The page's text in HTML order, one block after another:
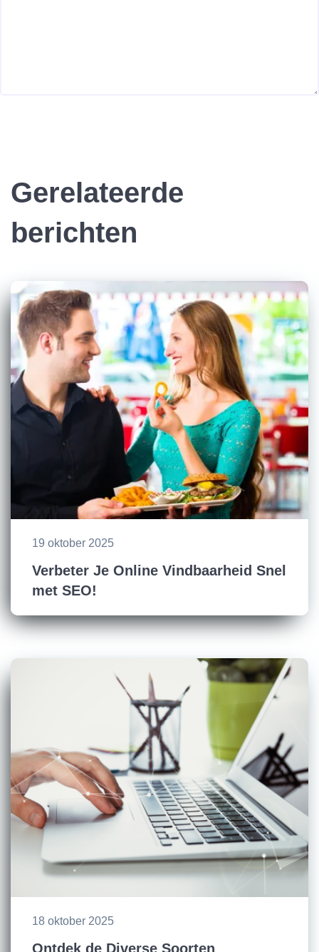
Gerelateerde
berichten
19 oktober 2025
Verbeter Je Online Vindbaarheid Snel
met SEO!
18 oktober 2025
Ontdek de Diverse Soorten